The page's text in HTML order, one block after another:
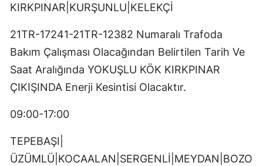
KIRKPINAR|KURŞUNLU|KELEKÇİ
21TR-17241-21TR-12382 Numaralı Trafoda
Bakım Çalışması Olacağından Belirtilen Tarih Ve
Saat Aralığında YOKUŞLU KÖK KIRKPINAR
ÇIKIŞINDA Enerji Kesintisi Olacaktır.
09:00-17:00
TEPEBAŞI|
ÜZÜMLÜ|KOCAALAN|SERGENLİ|MEYDAN|BOZO